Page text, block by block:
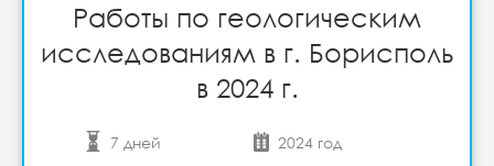
Работы по геологическим
исследованиям в г. Борисполь
в 2024 г.
7 дней 2024 год